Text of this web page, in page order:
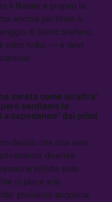
il Natale è proprio la
ancora più triste è
di Santo Stefano.
tutto finito, — e devi
serata come un’altra”
sentiamo la
capodanno” dai primi
deciso che una sera
divertire.
infinita sulle
ci piace e la
proviamo angoscia